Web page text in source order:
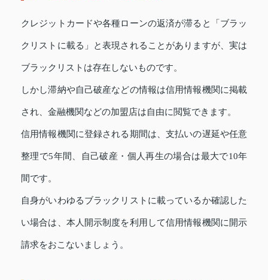
クレジットカードや各種ローンの返済が滞ると「ブラッ
クリストに載る」と表現されることがありますが、実は
ブラックリストは存在しないものです。
しかし滞納や自己破産などの情報は信用情報機関に掲載
され、金融機関などの加盟店は自由に閲覧できます。
信用情報機関に登録される期間は、支払いの遅延や任意
整理で5年間、自己破産・個人再生の場合は最大で10年
間です。
自身がいわゆるブラックリストに載っているか確認した
い場合は、本人開示制度を利用して信用情報機関に開示
請求をおこないましょう。